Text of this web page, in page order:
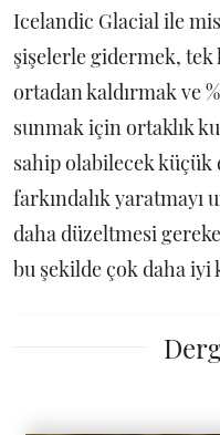
Icelandic Glacial ile
şişelerle gidermek,
ortadan kaldırmak ve
sunmak için ortaklık
sahip olabilecek
farkındalık
daha düzeltmesi
bu şekilde çok daha